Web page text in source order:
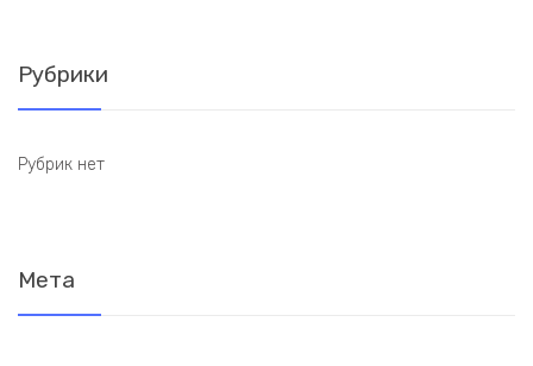
Рубрики
Рубрик нет
Мета